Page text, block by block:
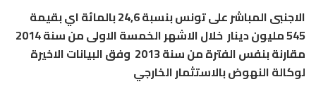
الاجنبى المباشر على تونس بنسبة 24,6 بالمائة اي بقيمة
545 مليون دينار خلال الاشهر الخمسة الاولى من سنة 2014
مقارنة بنفس الفترة من سنة 2013 وفق البيانات الاخيرة
لوكالة النهوض بالاستثمار الخارجي